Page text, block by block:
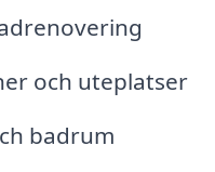
och uteplatser
badrum